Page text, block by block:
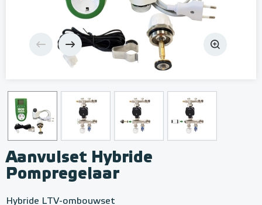
Aanvulset Hybride
Pompregelaar
Hybride LTV-ombouwset